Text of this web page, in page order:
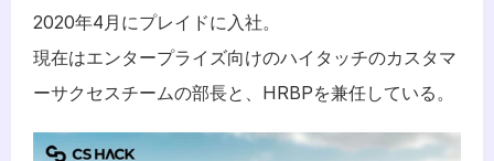
2020年4月にプレイドに入社。
現在はエンタープライズ向けのハイタッチのカスタマ
ーサクセスチームの部長と、HRBPを兼任している。